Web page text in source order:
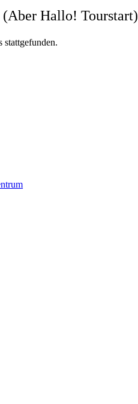
Hallo! Tourstart)
stattgefunden.